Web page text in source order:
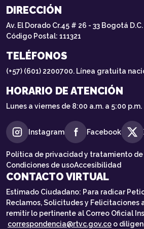
DIRECCIÓN
Av. El Dorado Cr.45 # 26 - 33 Bogotá
Código Postal: 111321
TELÉFONOS
(+57) (601) 2200700. Línea gratuita
HORARIO DE ATENCIÓN
Lunes a viernes de 8:00 a.m. a 5:00 p.m.
Instagram Facebook
Política de privacidad y tratamiento
Condiciones de usoAccesibilidad
CONTACTO VIRTUAL
Estimado Ciudadano: Para radicar
Reclamos, Solicitudes y Felicitaciones
remitir lo pertinente al Correo Oficial
correspondencia@rtvc.gov.co o